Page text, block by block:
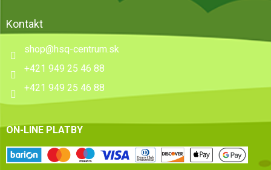
Kontakt
shop@hsq-centrum.sk
+421 949 25 46 88
+421 949 25 46 88
ON-LINE PLATBY